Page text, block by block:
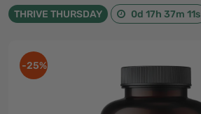
THRIVE THURSDAY 0d 17h 37m 10s
-25%